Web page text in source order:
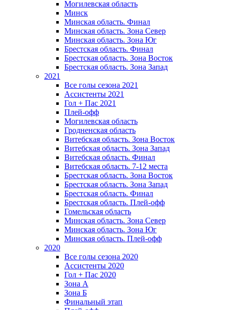
Могилевская область
Минск
Mинская область. Финал
Минская область. Зона Север
Минская область. Зона Юг
Брестская область. Финал
Брестская область. Зона Восток
Брестская область. Зона Запад
2021
Все голы сезона 2021
Ассистенты 2021
Гол + Пас 2021
Плей-офф
Могилевская область
Гродненская область
Витебская область. Зона Восток
Витебская область. Зона Запад
Витебская область. Финал
Витебская область. 7-12 места
Брестская область. Зона Восток
Брестская область. Зона Запад
Брестская область. Финал
Брестская область. Плей-офф
Гомельская область
Минская область. Зона Север
Минская область. Зона Юг
Минская область. Плей-офф
2020
Все голы сезона 2020
Ассистенты 2020
Гол + Пас 2020
Зона А
Зона Б
Финальный этап